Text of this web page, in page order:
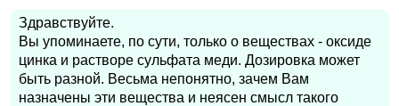
Здравствуйте.
Вы упоминаете, по сути, только о веществах - оксиде
цинка и растворе сульфата меди. Дозировка может
быть разной. Весьма непонятно, зачем Вам
назначены эти вещества и неясен смысл такого